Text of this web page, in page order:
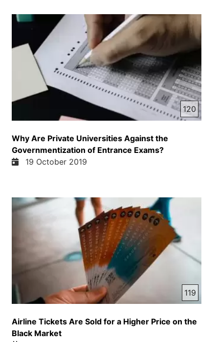
120
Why Are Private Universities Against the
Governmentization of Entrance Exams?
19 October 2019
119
Airline Tickets Are Sold for a Higher Price on the
Black Market